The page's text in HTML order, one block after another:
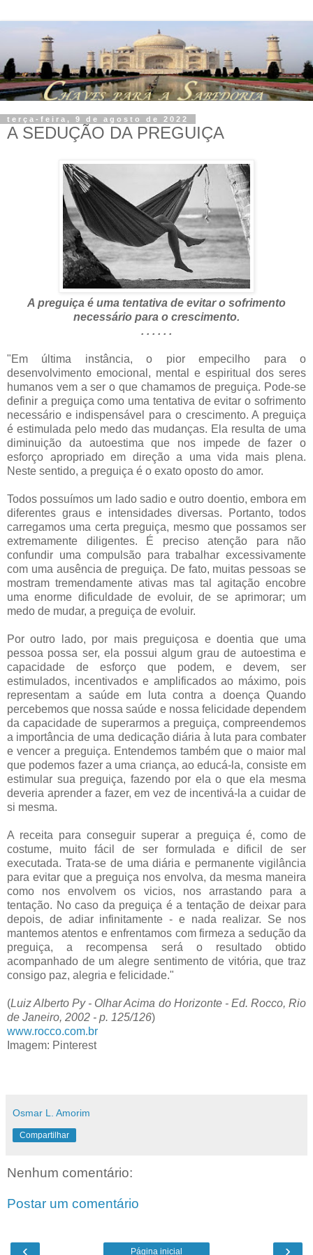
terça-feira, 9 de agosto de 2022
A SEDUÇÃO DA PREGUIÇA
A preguiça é uma tentativa de evitar o sofrimento
necessário para o crescimento.
. . . . . .
"Em última instância, o pior empecilho para o
desenvolvimento emocional, mental e espiritual dos seres
humanos vem a ser o que chamamos de preguiça. Pode-se
definir a preguiça como uma tentativa de evitar o sofrimento
necessário e indispensável para o crescimento. A preguiça
é estimulada pelo medo das mudanças. Ela resulta de uma
diminuição da autoestima que nos impede de fazer o
esforço apropriado em direção a uma vida mais plena.
Neste sentido, a preguiça é o exato oposto do amor.
Todos possuímos um lado sadio e outro doentio, embora em
diferentes graus e intensidades diversas. Portanto, todos
carregamos uma certa preguiça, mesmo que possamos ser
extremamente diligentes. É preciso atenção para não
confundir uma compulsão para trabalhar excessivamente
com uma ausência de preguiça. De fato, muitas pessoas se
mostram tremendamente ativas mas tal agitação encobre
uma enorme dificuldade de evoluir, de se aprimorar; um
medo de mudar, a preguiça de evoluir.
Por outro lado, por mais preguiçosa e doentia que uma
pessoa possa ser, ela possui algum grau de autoestima e
capacidade de esforço que podem, e devem, ser
estimulados, incentivados e amplificados ao máximo, pois
representam a saúde em luta contra a doença Quando
percebemos que nossa saúde e nossa felicidade dependem
da capacidade de superarmos a preguiça, compreendemos
a importância de uma dedicação diária à luta para combater
e vencer a preguiça. Entendemos também que o maior mal
que podemos fazer a uma criança, ao educá-la, consiste em
estimular sua preguiça, fazendo por ela o que ela mesma
deveria aprender a fazer, em vez de incentivá-la a cuidar de
si mesma.
A receita para conseguir superar a preguiça é, como de
costume, muito fácil de ser formulada e dificil de ser
executada. Trata-se de uma diária e permanente vigilância
para evitar que a preguiça nos envolva, da mesma maneira
como nos envolvem os vicios, nos arrastando para a
tentação. No caso da preguiça é a tentação de deixar para
depois, de adiar infinitamente - e nada realizar. Se nos
mantemos atentos e enfrentamos com firmeza a sedução da
preguiça, a recompensa será o resultado obtido
acompanhado de um alegre sentimento de vitória, que traz
consigo paz, alegria e felicidade."
(Luiz Alberto Py - Olhar Acima do Horizonte - Ed. Rocco, Rio
de Janeiro, 2002 - p. 125/126)
www.rocco.com.br
Imagem: Pinterest
Osmar L. Amorim
Compartilhar
Nenhum comentário:
Postar um comentário
‹ ›
Página inicial